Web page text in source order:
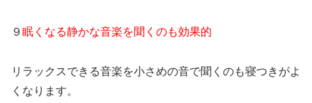
９ 眠くなる静かな音楽を聞くのも効果的
リラックスできる音楽を小さめの音で聞くのも寝つきがよ
くなります。